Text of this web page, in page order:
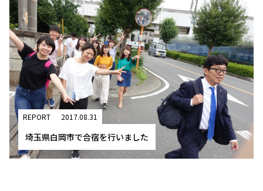
REPORT 2017.08.31
埼玉県白岡市で合宿を行いました